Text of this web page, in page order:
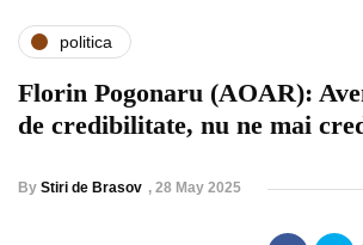
politica
Florin Pogonaru (AOAR):
de credibilitate, nu ne mai
By Stiri de Brasov , 28 May 2025